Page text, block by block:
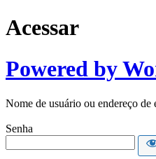
Acessar
Powered by
Nome de usuário ou endereço de
Senha